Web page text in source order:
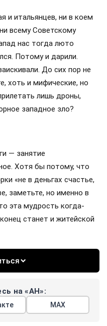
и итальянцев, ни в коем
всему Советскому
нас тогда люто
Потому и дарили.
До сих пор не
хоть и мифические, но
лишь дроны,
западное зло?
— занятие
Хотя бы потому, что
«не в деньгах счастье,
заметьте, но именно в
эта мудрость когда-
станет и житейской
на «АН»:
МАХ